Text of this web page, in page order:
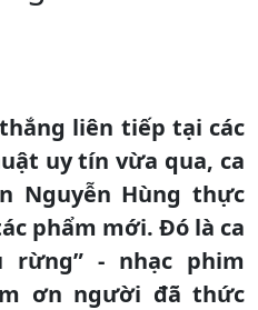
liên tiếp tại các
uy tín vừa qua, ca
Nguyễn Hùng thực
phẩm mới. Đó là ca
rừng” - nhạc phim
ơn người đã thức